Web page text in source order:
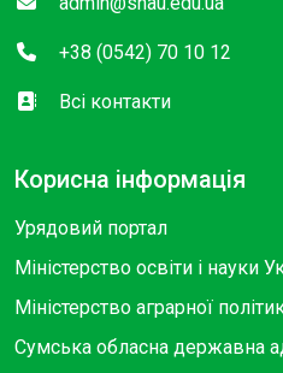
+38 (0542) 70 10 12
Всі контакти
Корисна інформація
Урядовий портал
Міністерство освіти і науки
Міністерство аграрної
Сумська обласна державна